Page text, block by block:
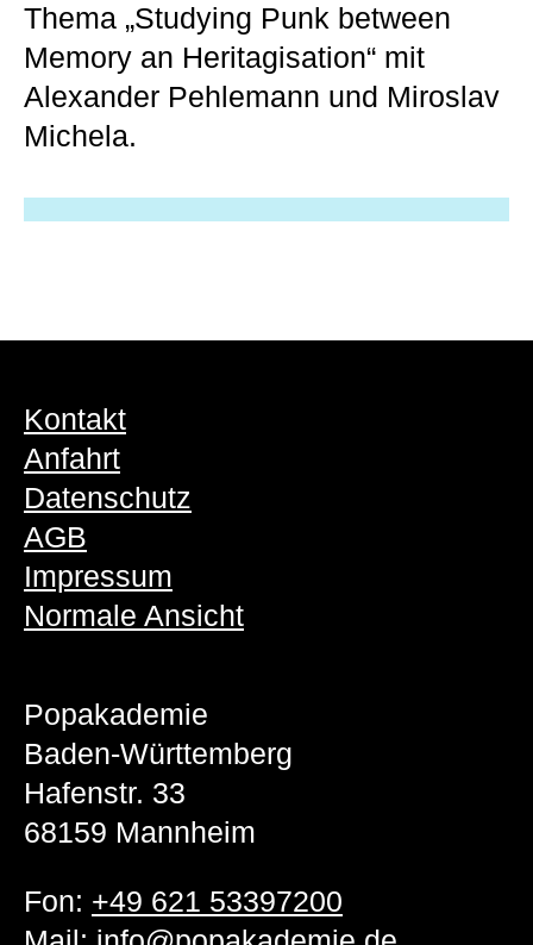
Thema „Studying Punk between
Memory an Heritagisation“ mit
Alexander Pehlemann und Miroslav
Michela.
Kontakt
Anfahrt
Datenschutz
AGB
Impressum
Normale Ansicht
Popakademie
Baden-Württemberg
Hafenstr. 33
68159 Mannheim
Fon: +49 621 53397200